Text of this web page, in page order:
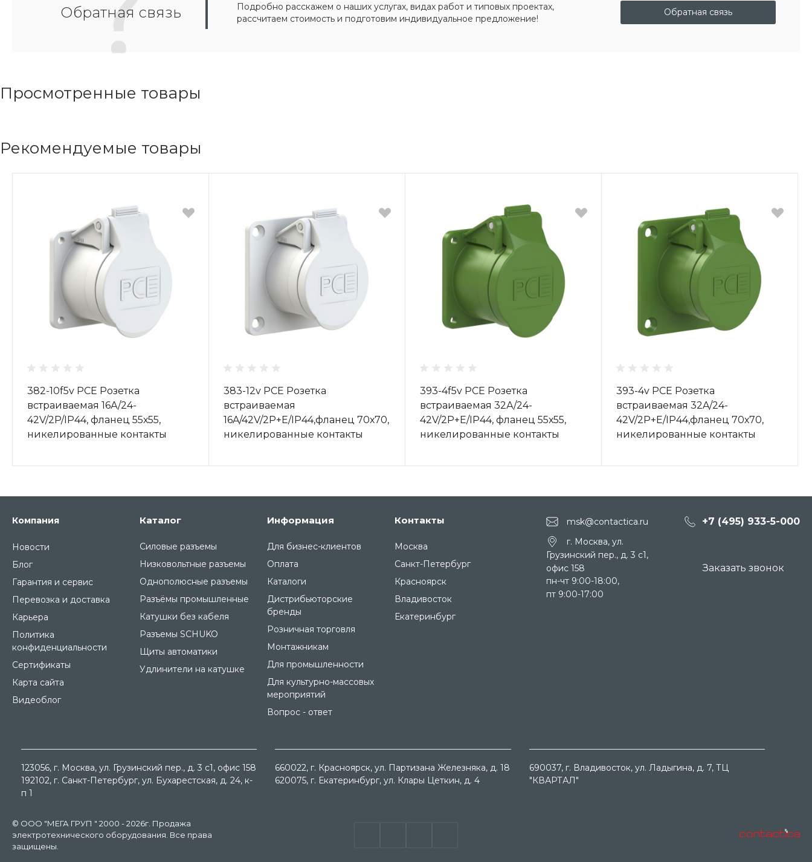
Обратная связь
Подробно расскажем о наших услугах, видах работ и типовых проектах,
рассчитаем стоимость и подготовим индивидуальное предложение!
Обратная связь
Просмотренные товары
Рекомендуемые товары
382-10f5v PCE Розетка
встраиваемая 16А/24-
42V/2P/IP44, фланец 55х55,
никелированные контакты
383-12v PCE Розетка
встраиваемая
16A/42V/2P+E/IP44,фланец 70х70,
никелированные контакты
393-4f5v PCE Розетка
встраиваемая 32А/24-
42V/2P+E/IP44, фланец 55х55,
никелированные контакты
393-4v PCE Розетка
встраиваемая 32A/24-
42V/2P+E/IP44,фланец 70х70,
никелированные контакты
Компания
Новости
Блог
Гарантия и сервис
Перевозка и доставка
Карьера
Политика
конфиденциальности
Сертификаты
Карта сайта
Видеоблог
Каталог
Силовые разъемы
Низковольтные разъемы
Однополюсные разъемы
Разъёмы промышленные
Катушки без кабеля
Разъемы SCHUKO
Щиты автоматики
Удлинители на катушке
Информация
Для бизнес-клиентов
Оплата
Каталоги
Дистрибьюторские
бренды
Розничная торговля
Монтажникам
Для промышленности
Для культурно-массовых
мероприятий
Вопрос - ответ
Контакты
Москва
Санкт-Петербург
Красноярск
Владивосток
Екатеринбург
msk@contactica.ru +7 (495) 933-5-000
г. Москва, ул.
Грузинский пер., д. 3 c1,
офис 158
пн-чт 9:00-18:00,
пт 9:00-17:00
Заказать звонок
123056, г. Москва, ул. Грузинский пер., д. 3 c1, офис 158
192102, г. Санкт-Петербург, ул. Бухарестская, д. 24, к-
п 1
660022, г. Красноярск, ул. Партизана Железняка, д. 18
620075, г. Екатеринбург, ул. Клары Цеткин, д. 4
690037, г. Владивосток, ул. Ладыгина, д. 7, ТЦ
"КВАРТАЛ"
© ООО "МЕГА ГРУП " 2000 - 2026г. Продажа
электротехнического оборудования. Все права
защищены.